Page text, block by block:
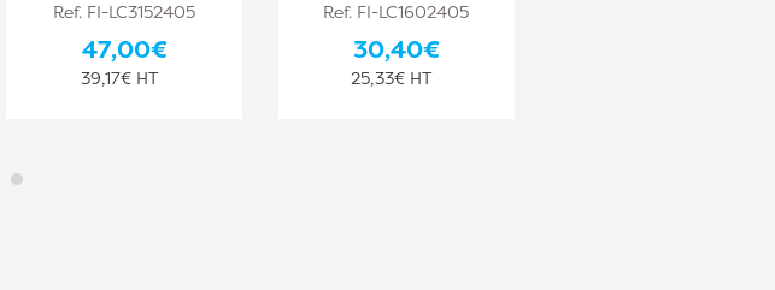
Ref. FI-LC3152405
47,00€
39,17€ HT
Ref. FI-LC1602405
30,40€
25,33€ HT